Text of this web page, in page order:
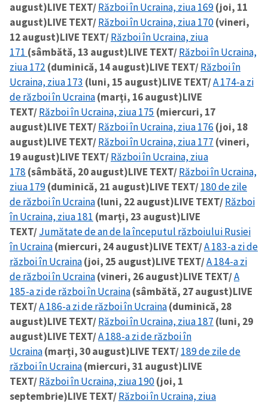
SUSȚINE
august)LIVE TEXT/Război în Ucraina, ziua 169(joi, 11
august)LIVE TEXT/Război în Ucraina, ziua 170(vineri,
12 august)LIVE TEXT/Război în Ucraina, ziua
171 (sâmbătă, 13 august)LIVE TEXT/Război în Ucraina,
ziua 172 (duminică, 14 august)LIVE TEXT/Război în
Ucraina, ziua 173 (luni, 15 august)LIVE TEXT/A 174-a zi
de război în Ucraina(marți, 16 august)LIVE
TEXT/Război în Ucraina, ziua 175 (miercuri, 17
august)LIVE TEXT/Război în Ucraina, ziua 176 (joi, 18
august)LIVE TEXT/Război în Ucraina, ziua 177 (vineri,
19 august)LIVE TEXT/Război în Ucraina, ziua
178 (sâmbătă, 20 august)LIVE TEXT/Război în Ucraina,
ziua 179(duminică, 21 august)LIVE TEXT/180 de zile
de război în Ucraina(luni, 22 august)LIVE TEXT/Război
în Ucraina, ziua 181 (marți, 23 august)LIVE
TEXT/Jumătate de an de la începutul războiului Rusiei
în Ucraina(miercuri, 24 august)LIVE TEXT/A 183-a zi de
război în Ucraina(joi, 25 august)LIVE TEXT/A 184-a zi
de război în Ucraina(vineri, 26 august)LIVE TEXT/A
185-a zi de război în Ucraina(sâmbătă, 27 august)LIVE
TEXT/A 186-a zi de război în Ucraina(duminică, 28
august)LIVE TEXT/Război în Ucraina, ziua 187 (luni, 29
august)LIVE TEXT/A 188-a zi de război în
Ucraina(marți, 30 august)LIVE TEXT/189 de zile de
război în Ucraina(miercuri, 31 august)LIVE
TEXT/Război în Ucraina, ziua 190(joi, 1
septembrie)LIVE TEXT/Război în Ucraina, ziua